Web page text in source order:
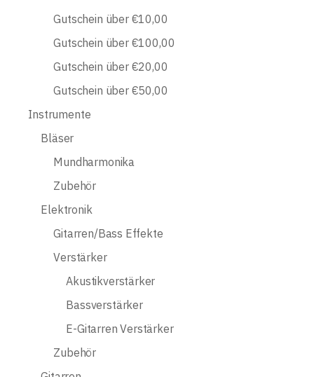
Gutschein über €10,00
Gutschein über €100,00
Gutschein über €20,00
Gutschein über €50,00
Instrumente
Bläser
Mundharmonika
Zubehör
Elektronik
Gitarren/Bass Effekte
Verstärker
Akustikverstärker
Bassverstärker
E-Gitarren Verstärker
Zubehör